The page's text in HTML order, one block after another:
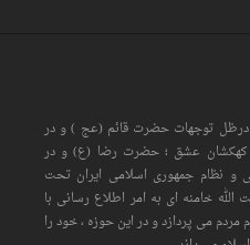
درظل توجهات حضرت قائم (عج ) و در
کهکشان عشق ؛ حضرت رضا (ع) و در
و نظام جمهوری اسلامی ایران تحت
خامنه ای به امر اطلاع رسانی با
می پردازد و در این حوزه ، خود را